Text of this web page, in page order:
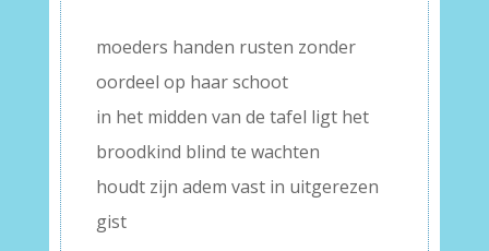
moeders handen rusten zonder
oordeel op haar schoot
in het midden van de tafel ligt het
broodkind blind te wachten
houdt zijn adem vast in uitgerezen
gist